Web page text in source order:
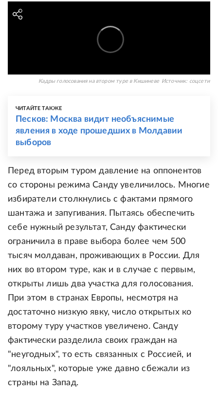
Кадры голосования на втором туре в Кишиневе Источник: соцсети
ЧИТАЙТЕ ТАКЖЕ
Песков: Москва видит необъяснимые
явления в ходе прошедших в Молдавии
выборов
Перед вторым туром давление на оппонентов
со стороны режима Санду увеличилось. Многие
избиратели столкнулись с фактами прямого
шантажа и запугивания. Пытаясь обеспечить
себе нужный результат, Санду фактически
ограничила в праве выбора более чем 500
тысяч молдаван, проживающих в России. Для
них во втором туре, как и в случае с первым,
открыты лишь два участка для голосования.
При этом в странах Европы, несмотря на
достаточно низкую явку, число открытых ко
второму туру участков увеличено. Санду
фактически разделила своих граждан на
"неугодных", то есть связанных с Россией, и
"лояльных", которые уже давно сбежали из
страны на Запад.